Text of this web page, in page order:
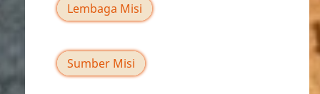
Lembaga Misi
Sumber Misi